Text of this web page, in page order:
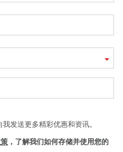
发送更多精彩优惠和资讯。
，了解我们如何存储并使用您的